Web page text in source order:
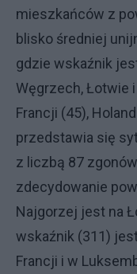
mieszkańców z
blisko średniej
gdzie wskaźnik
Węgrzech, Łotwie
Francji (45),
przedstawia się
z liczbą 87
zdecydowanie
Najgorzej jest na
wskaźnik (311)
Francji i w